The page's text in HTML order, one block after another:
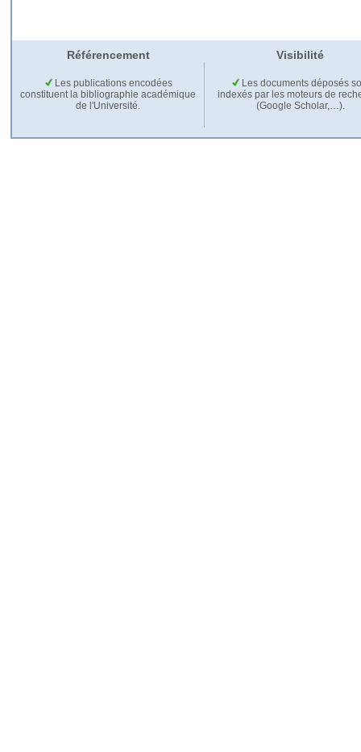
Référencement Visibilité
Les publications encodées
constituent la bibliographie académique
de l'Université.
Les documents déposés
indexés par les moteurs de
(Google Scholar,…).